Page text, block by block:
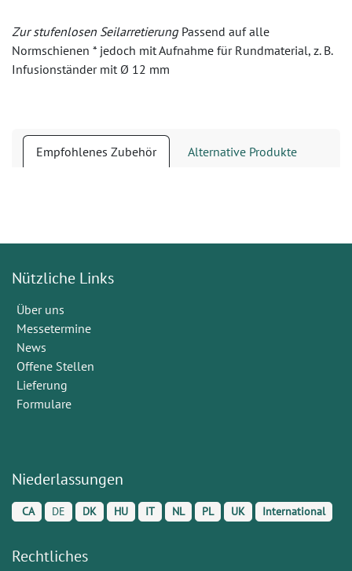
Zur stufenlosen Seilarretierung Passend auf alle
Normschienen * jedoch mit Aufnahme für Rundmaterial, z. B.
Infusionständer mit Ø 12 mm
Empfohlenes Zubehör Alternative Produkte
Nützliche Links
Über uns
Messetermine
News
Offene Stellen
Lieferung
Formulare
Niederlassungen
CA DE DK HU IT NL PL UK International
Rechtliches